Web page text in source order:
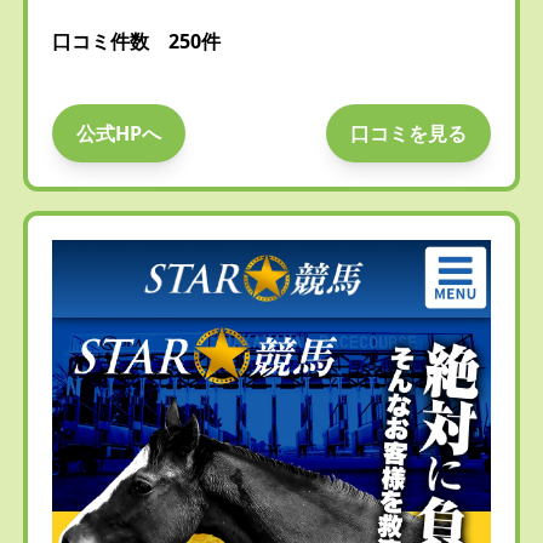
口コミ件数 250件
公式HPへ 口コミを見る